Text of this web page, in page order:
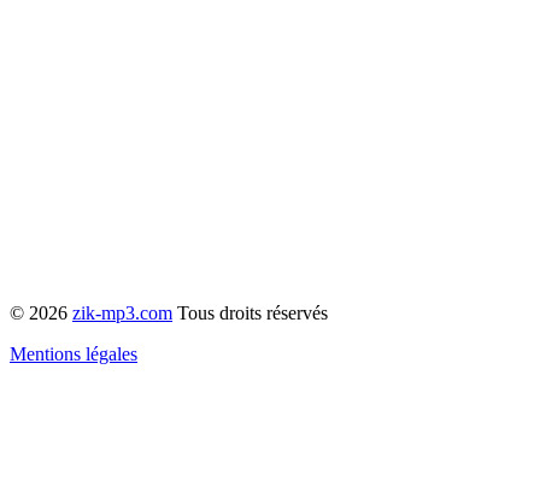
© 2026 zik-mp3.com Tous droits réservés
Mentions légales